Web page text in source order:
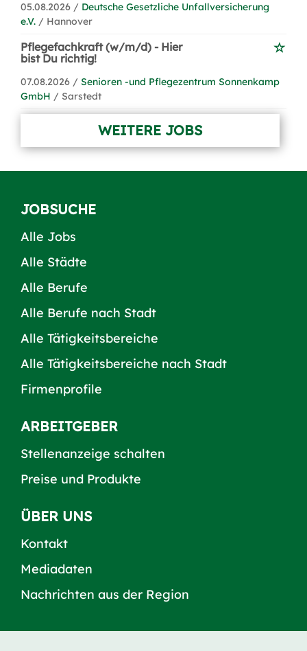
05.08.2026 / Deutsche Gesetzliche Unfallversicherung
e.V. / Hannover
Pflegefachkraft (w/m/d) - Hier
bist Du richtig!
07.08.2026 / Senioren -und Pflegezentrum Sonnenkamp
GmbH / Sarstedt
WEITERE JOBS
JOBSUCHE
Alle Jobs
Alle Städte
Alle Berufe
Alle Berufe nach Stadt
Alle Tätigkeitsbereiche
Alle Tätigkeitsbereiche nach Stadt
Firmenprofile
ARBEITGEBER
Stellenanzeige schalten
Preise und Produkte
ÜBER UNS
Kontakt
Mediadaten
Nachrichten aus der Region